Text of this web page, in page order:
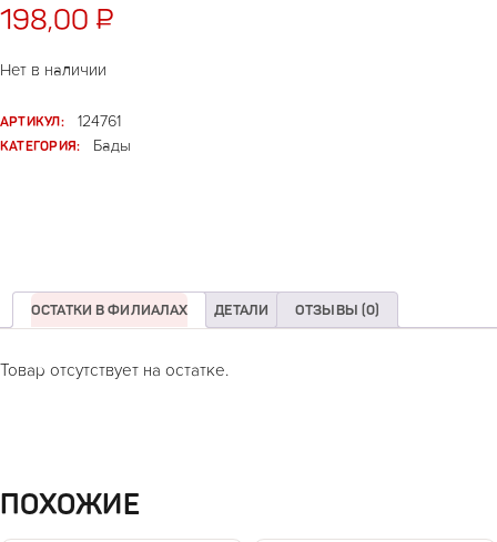
198,00 ₽
Нет в наличии
АРТИКУЛ:
124761
КАТЕГОРИЯ:
Бады
ОСТАТКИ В ФИЛИАЛАХ ДЕТАЛИ ОТЗЫВЫ (0)
Товар отсутствует на остатке.
ПОХОЖИЕ